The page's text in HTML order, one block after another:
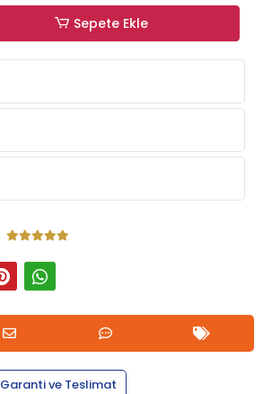
Sepete Ekle
Garanti ve Teslimat